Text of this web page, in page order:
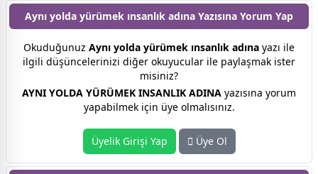
Aynı yolda yürümek ınsanlık adına Yazısına Yorum Yap
Okuduğunuz Aynı yolda yürümek ınsanlık adına yazı ile
ilgili düşüncelerinizi diğer okuyucular ile paylaşmak ister
misiniz?
AYNI YOLDA YÜRÜMEK INSANLIK ADINA yazısına yorum
yapabilmek için üye olmalısınız.
Üyelik Girişi Yap Üye Ol